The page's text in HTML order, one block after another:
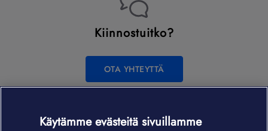
Kiinnostuitko?
OTA YHTEYTTÄ
Käytämme evästeitä sivuillamme